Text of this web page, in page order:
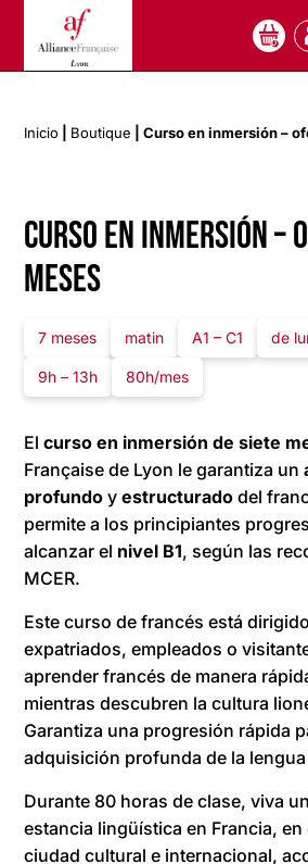
0
Inicio Boutique |Curso en inmersión –
Curso en inmersión –
meses
7 meses matin A1 – C1 de
9h – 13h 80h/mes
Elcurso en inmersión de siete
Française de Lyon le garantiza un
profundo yestructurado del
permite a los principiantes
alcanzar el nivel B1, según las
MCER.
Este curso de francés está
expatriados, empleados o
aprender francés de manera
mientras descubren la cultura
Garantiza una progresión rápida
adquisición profunda de la
Durante 80 horas de clase, viva
estancia lingüística en Francia,
ciudad cultural e internacional,